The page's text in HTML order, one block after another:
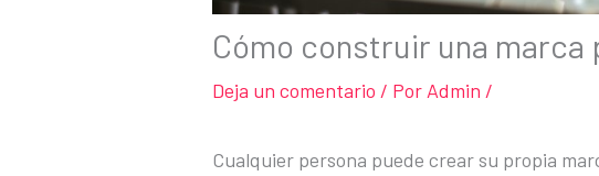
Cómo construir una marca
Deja un comentario / Por Admin /
Cualquier persona puede crear su propia